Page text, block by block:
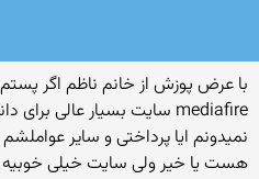
با عرض پوزش از خانم ناظم اگر
mediafire سایت بسیار عالی برای دانلوده
نمیدونم ایا پرداختی و سایر
هست یا خیر ولی سایت خیلی خوبیه